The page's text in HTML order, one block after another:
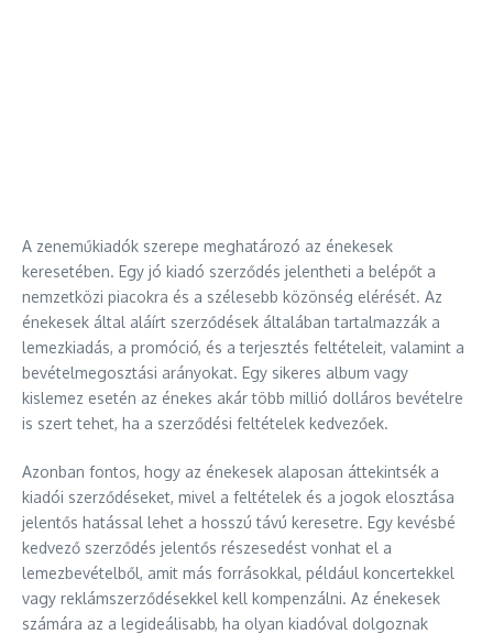
A zeneműkiadók szerepe meghatározó az énekesek
keresetében. Egy jó kiadó szerződés jelentheti a belépőt a
nemzetközi piacokra és a szélesebb közönség elérését. Az
énekesek által aláírt szerződések általában tartalmazzák a
lemezkiadás, a promóció, és a terjesztés feltételeit, valamint a
bevételmegosztási arányokat. Egy sikeres album vagy
kislemez esetén az énekes akár több millió dolláros bevételre
is szert tehet, ha a szerződési feltételek kedvezőek.
Azonban fontos, hogy az énekesek alaposan áttekintsék a
kiadói szerződéseket, mivel a feltételek és a jogok elosztása
jelentős hatással lehet a hosszú távú keresetre. Egy kevésbé
kedvező szerződés jelentős részesedést vonhat el a
lemezbevételből, amit más forrásokkal, például koncertekkel
vagy reklámszerződésekkel kell kompenzálni. Az énekesek
számára az a legideálisabb, ha olyan kiadóval dolgoznak